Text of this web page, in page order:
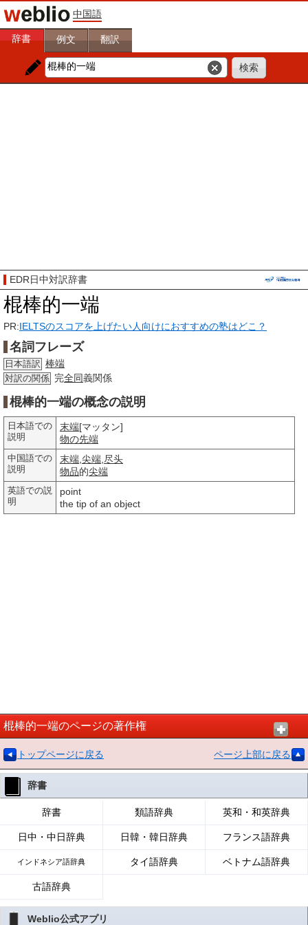
中国語
辞書 例文 翻訳
EDR日中対訳辞書
棍棒的一端
PR:IELTSのスコアを上げたい人向けにおすすめの塾はどこ？
名詞フレーズ
日本語訳 棒端
対訳の関係 完全同義関係
棍棒的一端の概念の説明
日本語での
説明
末端[マッタン]
物の先端
中国語での
説明
末端 尖端 尽头
物品的尖端
英語での説
明
point
the tip of an object
棍棒的一端のページの著作権
トップページに戻る ページ上部に戻る
辞書
辞書 類語辞典 英和・和英辞典
日中・中日辞典 日韓・韓日辞典 フランス語辞典
インドネシア語辞典 タイ語辞典 ベトナム語辞典
古語辞典
Weblio公式アプリ